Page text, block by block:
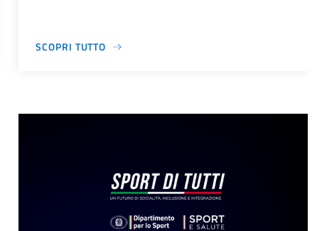
SCOPRI TUTTO